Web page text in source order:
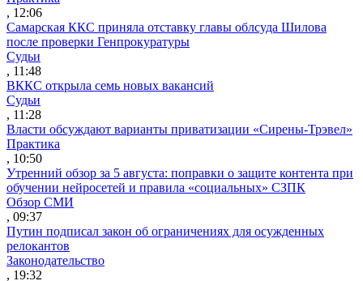
, 12:06
Самарская ККС приняла отставку главы облсуда Шилова
после проверки Генпрокуратуры
Судьи
, 11:48
ВККС открыла семь новых вакансий
Судьи
, 11:28
Власти обсуждают варианты приватизации «Сирены-Трэвел»
Практика
, 10:50
Утренний обзор за 5 августа: поправки о защите контента при
обучении нейросетей и правила «социальных» СЗПК
Обзор СМИ
, 09:37
Путин подписал закон об ограничениях для осужденных
релокантов
Законодательство
, 19:32